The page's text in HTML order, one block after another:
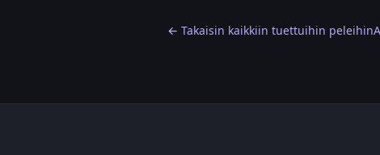
← Takaisin kaikkiin tuettuihin peleihin